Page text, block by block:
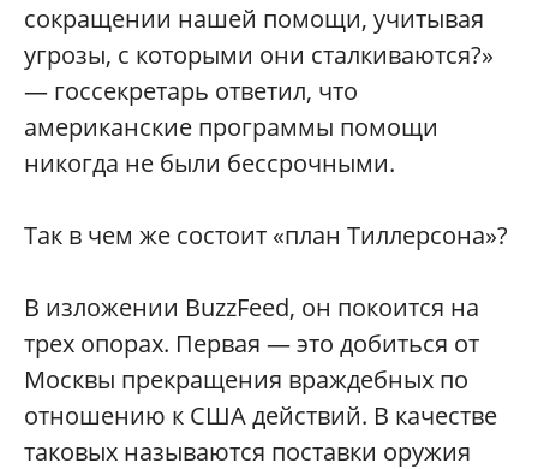
сокращении нашей помощи, учитывая
угрозы, с которыми они сталкиваются?»
— госсекретарь ответил, что
американские программы помощи
никогда не были бессрочными.
Так в чем же состоит «план Тиллерсона»?
В изложении BuzzFeed, он покоится на
трех опорах. Первая — это добиться от
Москвы прекращения враждебных по
отношению к США действий. В качестве
таковых называются поставки оружия